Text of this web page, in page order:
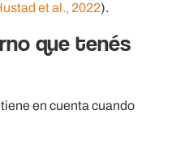
et al., 2022).
que tenés
en cuenta cuando